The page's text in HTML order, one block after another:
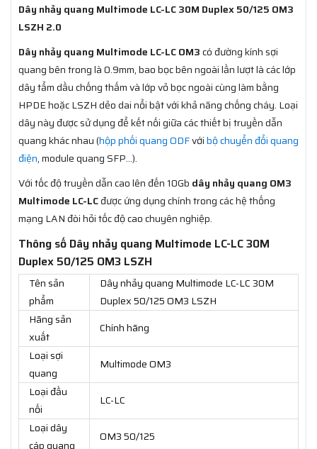
Dây nhảy quang Multimode LC-LC 30M Duplex 50/125 OM3
LSZH 2.0
Dây nhảy quang Multimode LC-LC OM3có đường kính sợi
quang bên trong là 0.9mm, bao bọc bên ngoài lần lượt là các lớp
dây tẩm dầu chống thấm và lớp vỏ bọc ngoài cùng làm bằng
HPDE hoặc LSZH dẻo dai nổi bật với khả năng chống cháy. Loại
dây này được sử dụng để kết nối giữa các thiết bị truyền dẫn
quang khác nhau (hộp phối quang ODFvớibộ chuyển đổi quang
điện, module quang SFP…).
Với tốc độ truyền dẫn cao lên đến 10Gb dây nhảy quang OM3
Multimode LC-LCđược ứng dụng chính trong các hệ thống
mạng LAN đòi hỏi tốc độ cao chuyên nghiệp.
Thông số Dây nhảy quang Multimode LC-LC 30M
Duplex 50/125 OM3 LSZH
Tên sản
phẩm
Dây nhảy quang Multimode LC-LC 30M
Duplex 50/125 OM3 LSZH
Hãng sản
xuất
Chính hãng
Loại sợi
quang
Multimode OM3
Loại đầu
nối
LC-LC
Loại dây
cáp quang
OM3 50/125